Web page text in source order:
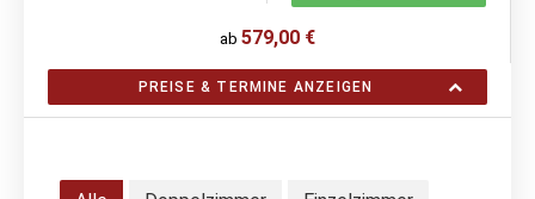
ab 579,00 €
PREISE & TERMINE ANZEIGEN